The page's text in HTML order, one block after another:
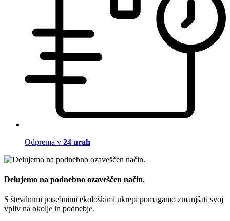
Odprema v 24 urah
Delujemo na podnebno ozaveščen način.
S številnimi posebnimi ekološkimi ukrepi pomagamo zmanjšati svoj
vpliv na okolje in podnebje.